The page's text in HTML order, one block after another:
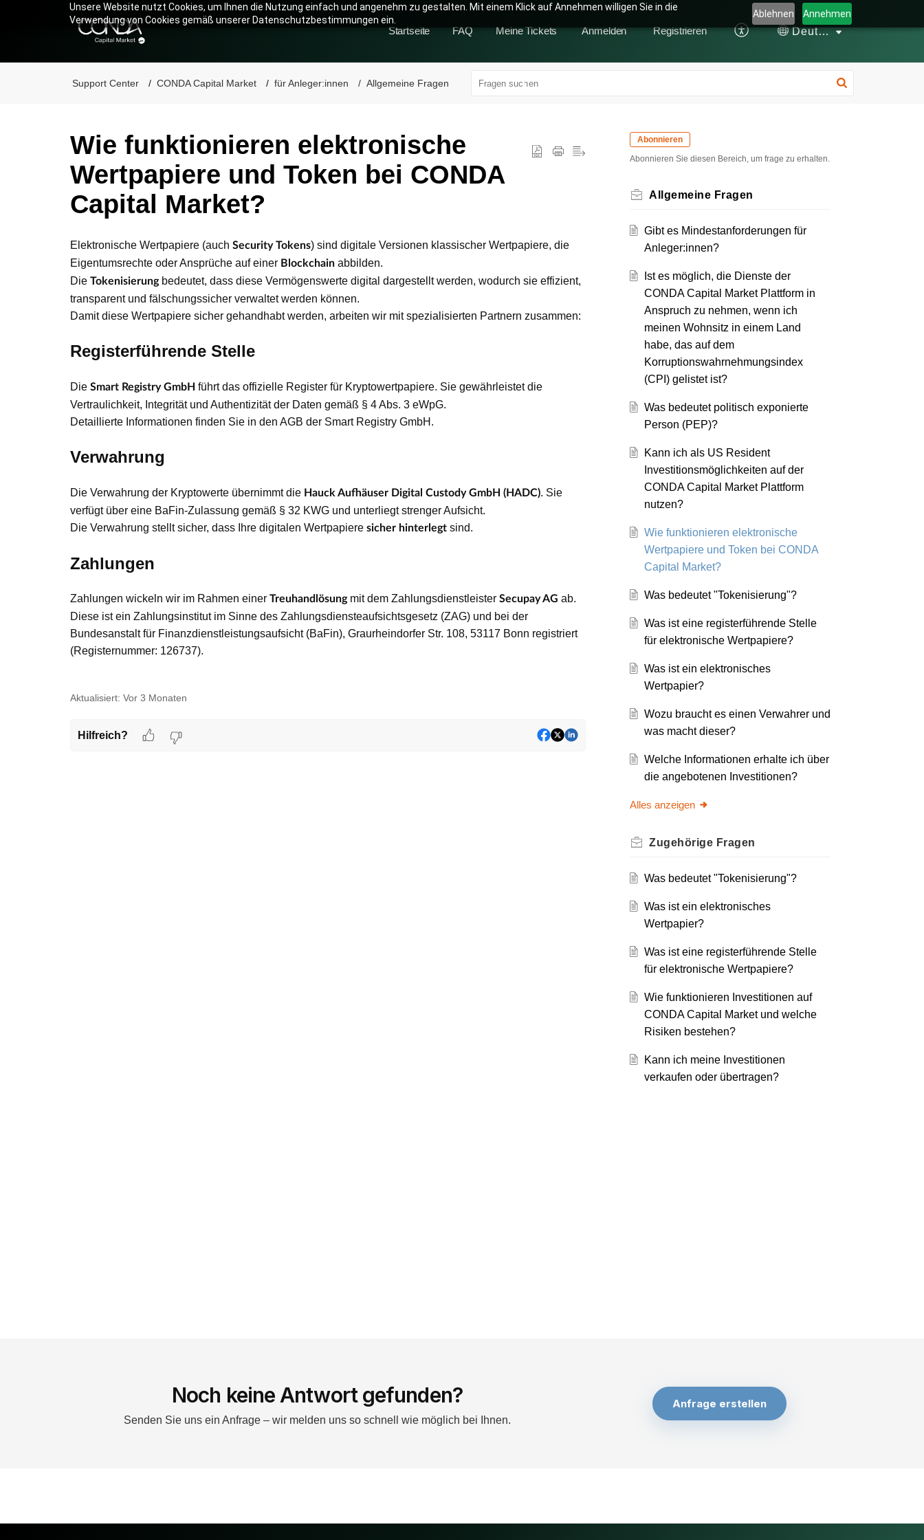
Unsere Website nutzt Cookies, um Ihnen die Nutzung einfach und angenehm zu gestalten. Mit einem Klick auf Annehmen willigen Sie in die
Verwendung von Cookies gemäß unserer Datenschutzbestimmungen ein.
Ablehnen Annehmen
Startseite FAQ Meine Tickets Anmelden Registrieren Deutsch
Support Center CONDA Capital Market für Anleger:innen Allgemeine Fragen
Wie funktionieren elektronische
Wertpapiere und Token bei CONDA
Capital Market?
Elektronische Wertpapiere (auch Security Tokens) sind digitale Versionen klassischer Wertpapiere, die
Eigentumsrechte oder Ansprüche auf einer Blockchain abbilden.
Die Tokenisierungbedeutet, dass diese Vermögenswerte digital dargestellt werden, wodurch sie effizient,
transparent und fälschungssicher verwaltet werden können.
Damit diese Wertpapiere sicher gehandhabt werden, arbeiten wir mit spezialisierten Partnern zusammen:
Registerführende Stelle
Die Smart Registry GmbH führt das offizielle Register für Kryptowertpapiere. Sie gewährleistet die
Vertraulichkeit, Integrität und Authentizität der Daten gemäß § 4 Abs. 3 eWpG.
Detaillierte Informationen finden Sie in den AGB der Smart Registry GmbH.
Verwahrung
Die Verwahrung der Kryptowerte übernimmt die Hauck Aufhäuser Digital Custody GmbH (HADC). Sie
verfügt über eine BaFin-Zulassung gemäß § 32 KWG und unterliegt strenger Aufsicht.
Die Verwahrung stellt sicher, dass Ihre digitalen Wertpapiere sicher hinterlegt sind.
Zahlungen
Zahlungen wickeln wir im Rahmen einer Treuhandlösungmit dem Zahlungsdienstleister Secupay AG ab.
Diese ist ein Zahlungsinstitut im Sinne des Zahlungsdiensteaufsichtsgesetz (ZAG) und bei der
Bundesanstalt für Finanzdienstleistungsaufsicht (BaFin), Graurheindorfer Str. 108, 53117 Bonn registriert
(Registernummer: 126737).
Aktualisiert: Vor 3 Monaten
Hilfreich?
Abonnieren
Abonnieren Sie diesen Bereich, um frage zu erhalten.
Allgemeine Fragen
Gibt es Mindestanforderungen für
Anleger:innen?
Ist es möglich, die Dienste der
CONDA Capital Market Plattform in
Anspruch zu nehmen, wenn ich
meinen Wohnsitz in einem Land
habe, das auf dem
Korruptionswahrnehmungsindex
(CPI) gelistet ist?
Was bedeutet politisch exponierte
Person (PEP)?
Kann ich als US Resident
Investitionsmöglichkeiten auf der
CONDA Capital Market Plattform
nutzen?
Wie funktionieren elektronische
Wertpapiere und Token bei CONDA
Capital Market?
Was bedeutet "Tokenisierung"?
Was ist eine registerführende Stelle
für elektronische Wertpapiere?
Was ist ein elektronisches
Wertpapier?
Wozu braucht es einen Verwahrer und
was macht dieser?
Welche Informationen erhalte ich über
die angebotenen Investitionen?
Alles anzeigen
Zugehörige Fragen
Was bedeutet "Tokenisierung"?
Was ist ein elektronisches
Wertpapier?
Was ist eine registerführende Stelle
für elektronische Wertpapiere?
Wie funktionieren Investitionen auf
CONDA Capital Market und welche
Risiken bestehen?
Kann ich meine Investitionen
verkaufen oder übertragen?
Noch keine Antwort gefunden?
Senden Sie uns ein Anfrage – wir melden uns so schnell wie möglich bei Ihnen.
Anfrage erstellen